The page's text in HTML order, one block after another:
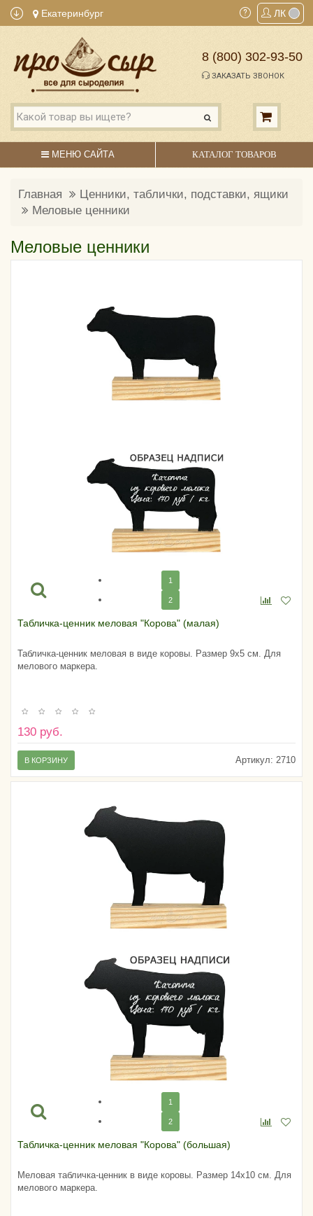
Екатеринбург ЛК
8 (800) 302-93-50
ЗАКАЗАТЬ ЗВОНОК
МЕНЮ САЙТА КАТАЛОГ ТОВАРОВ
Главная
Ценники, таблички, подставки, ящики
Меловые ценники
Меловые ценники
1
2
Табличка-ценник меловая "Корова" (малая)
Табличка-ценник меловая в виде коровы. Размер 9х5 см. Для
мелового маркера.
130 руб.
Артикул: 2710
В КОРЗИНУ
1
2
Табличка-ценник меловая "Корова" (большая)
Меловая табличка-ценник в виде коровы. Размер 14х10 см. Для
мелового маркера.